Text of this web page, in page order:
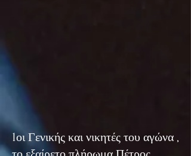
1οι Γενικής και νικητές του αγώνα ,